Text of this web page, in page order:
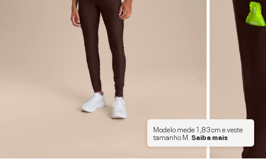
Modelo mede1,83 cme veste
tamanhoM Saiba mais